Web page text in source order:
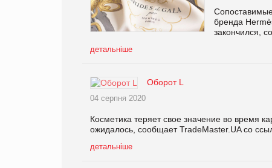
бренда
закончился,
детальніше
Оборот L
04 серпня 2020
Косметика теряет свое значение во время
ожидалось, сообщает TradeMaster.UA со
детальніше